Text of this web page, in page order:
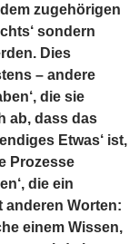
zugehörigen
sondern
Dies
– andere
die sie
ab, dass das
Etwas‘ ist,
Prozesse
die ein
anderen Worten:
einem Wissen,